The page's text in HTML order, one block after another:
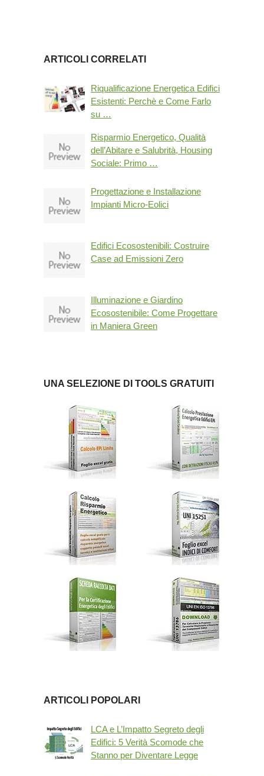
ARTICOLI CORRELATI
Riqualificazione Energetica Edifici
Esistenti: Perchè e Come Farlo
su …
Risparmio Energetico, Qualità
dell’Abitare e Salubrità, Housing
Sociale: Primo …
Progettazione e Installazione
Impianti Micro-Eolici
Edifici Ecosostenibili: Costruire
Case ad Emissioni Zero
Illuminazione e Giardino
Ecosostenibile: Come Progettare
in Maniera Green
UNA SELEZIONE DI TOOLS GRATUITI
ARTICOLI POPOLARI
LCA e L’Impatto Segreto degli
Edifici: 5 Verità Scomode che
Stanno per Diventare Legge